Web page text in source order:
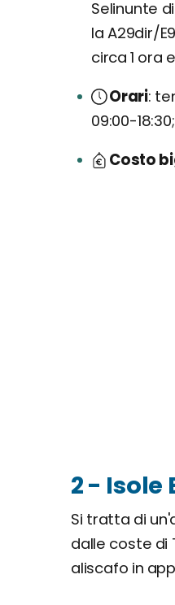
Selinunte
la A29dir/
circa 1 ora
Orari
09:00-
Costo
2 - Isole
Si tratta di
dalle coste di
aliscafo in